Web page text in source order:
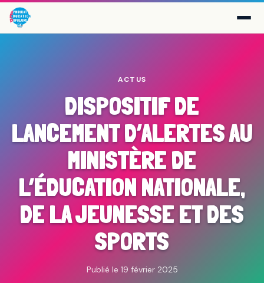
ACTUS
DISPOSITIF DE
LANCEMENT D’ALERTES AU
MINISTÈRE DE
L’ÉDUCATION NATIONALE,
DE LA JEUNESSE ET DES
SPORTS
Publié le 19 février 2025